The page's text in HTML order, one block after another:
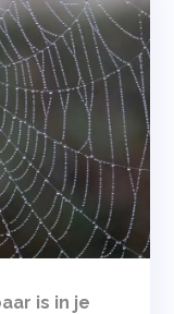
is in je